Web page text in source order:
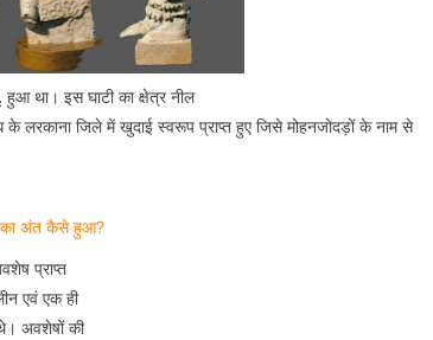
था। इस घाटी का क्षेत्र नील
लरकाना जिले में खुदाई स्वरूप प्राप्त हुए जिसे मोहनजोदड़ों के नाम से
का अंत कैसे हुआ?
प्राप्त
एवं एक ही
अवशेषों की